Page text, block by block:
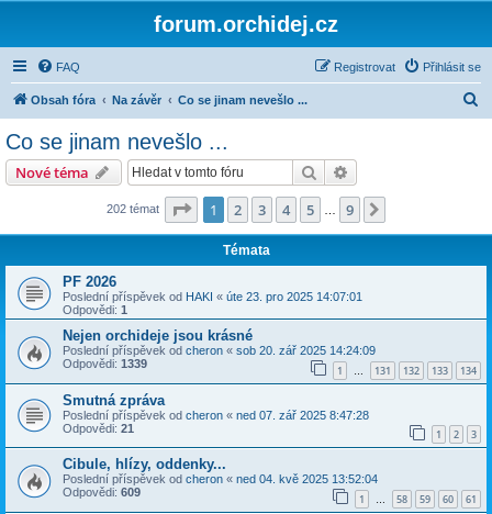
forum.orchidej.cz
FAQ Přihlásit se
Registrovat
Obsah fóra Na závěr Co se jinam nevešlo ...
Co se jinam nevešlo ...
Nové téma Hledat
202 témat Stránka z
1 2 3 4 5 9
Témata
PF 2026
Poslední příspěvek od HAKI « úte 23. pro 2025 14:07:01
Odpovědi: 1
Nejen orchideje jsou krásné
Poslední příspěvek od cheron « sob 20. zář 2025 14:24:09
Odpovědi: 1339 1 … 131 132 133 134
Smutná zpráva
Poslední příspěvek od cheron « ned 07. zář 2025 8:47:28
Odpovědi: 21 1 2 3
Cibule, hlízy, oddenky...
Poslední příspěvek od cheron « ned 04. kvě 2025 13:52:04
Odpovědi: 609 1 … 58 59 60 61